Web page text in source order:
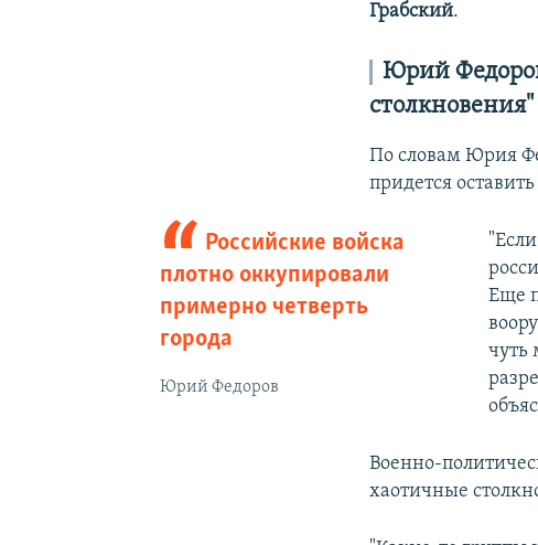
Грабский.
Юрий
столкновения"
По словам Юрия
придется
Российские войска
плотно оккупировали
примерно четверть
города
Юрий Федоров
Еще
чуть
Военно-
хаотичные